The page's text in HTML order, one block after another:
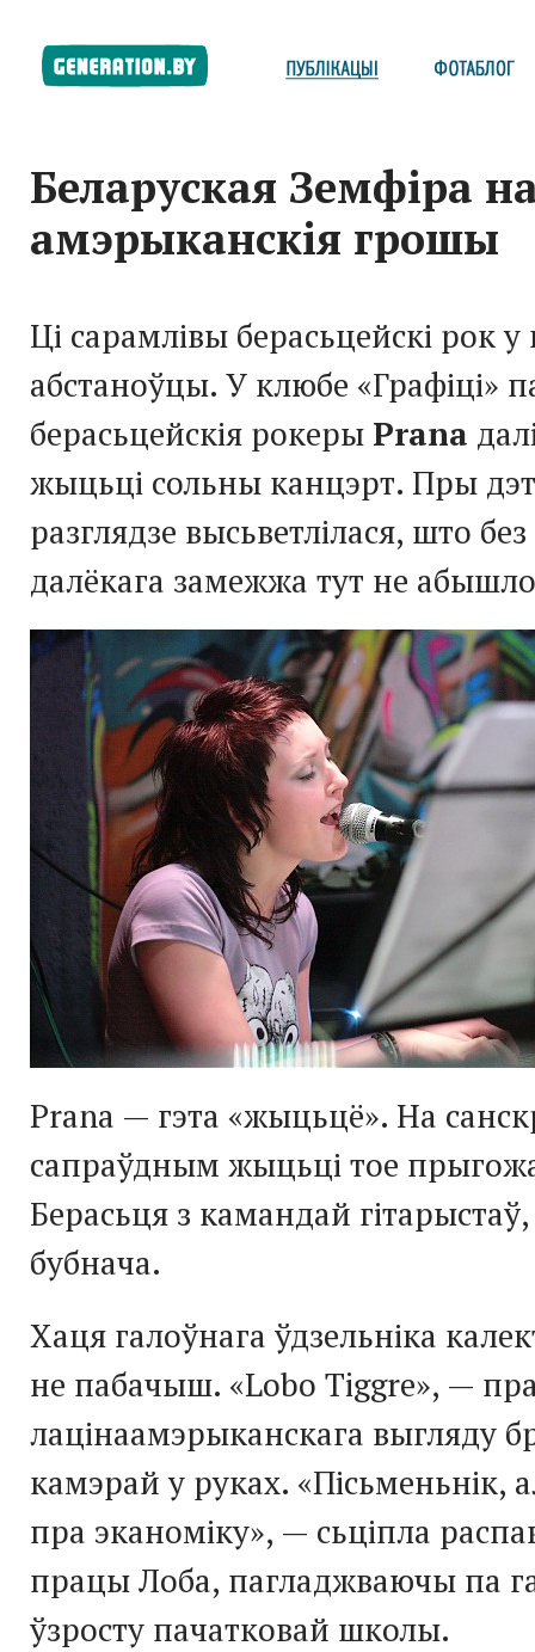
Беларуская Земфіра
амэрыканскія грошы
Ці сарамлівы берасьцейскі рок
абстаноўцы. У клюбе «Графіці»
берасьцейскія рокеры Prana
жыцьці сольны канцэрт. Пры
разглядзе высьветлілася, што
далёкага замежжа тут не
Prana — гэта «жыцьцё». На
сапраўдным жыцьці тое
Берасьця з камандай гітарыстаў,
бубнача.
Хаця галоўнага ўдзельніка
не пабачыш. «Lobo Tiggre», —
лацінаамэрыканскага выгляду
камэрай у руках. «Пісьменьнік,
пра эканоміку», — сьціпла
працы Лоба, пагладжваючы па
ўзросту пачатковай школы.